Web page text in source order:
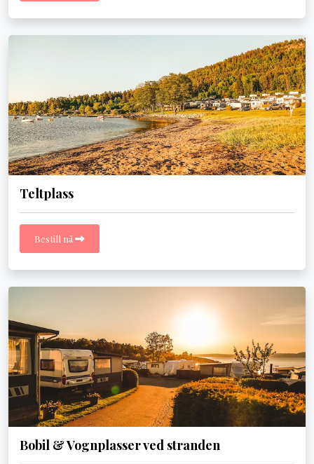
Teltplass
Bestill nå
Bobil & Vognplasser ved stranden